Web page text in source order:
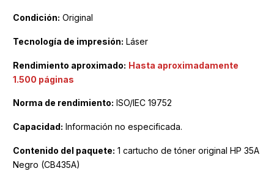
Condición: Original
Tecnología de impresión: Láser
Rendimiento aproximado: Hasta aproximadamente
1.500 páginas
Norma de rendimiento: ISO/IEC 19752
Capacidad: Información no especificada.
Contenido del paquete: 1 cartucho de tóner original HP 35A
Negro (CB435A)